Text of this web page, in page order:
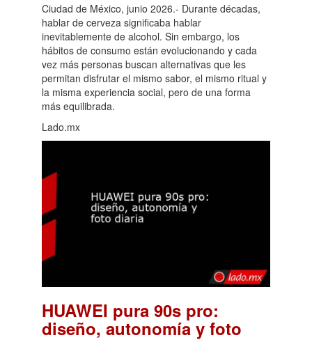
Ciudad de México, junio 2026.- Durante décadas,
hablar de cerveza significaba hablar
inevitablemente de alcohol. Sin embargo, los
hábitos de consumo están evolucionando y cada
vez más personas buscan alternativas que les
permitan disfrutar el mismo sabor, el mismo ritual y
la misma experiencia social, pero de una forma
más equilibrada.
Lado.mx
HUAWEI pura 90s pro:
diseño, autonomía y foto